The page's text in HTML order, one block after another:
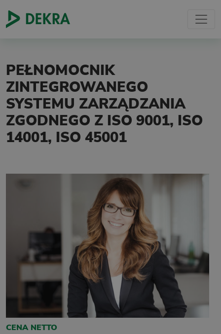
PEŁNOMOCNIK
ZINTEGROWANEGO
SYSTEMU ZARZĄDZANIA
ZGODNEGO Z ISO 9001, ISO
14001, ISO 45001
CENA NETTO